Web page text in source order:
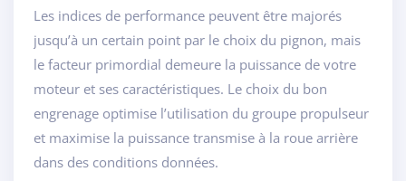
Les indices de performance peuvent être majorés
jusqu’à un certain point par le choix du pignon, mais
le facteur primordial demeure la puissance de votre
moteur et ses caractéristiques. Le choix du bon
engrenage optimise l’utilisation du groupe propulseur
et maximise la puissance transmise à la roue arrière
dans des conditions données.